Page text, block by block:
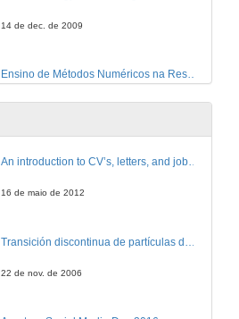
14 de dec. de 2009
Ensino de Métodos Numéricos na Resolução de Equações Diferenciais Recorrendo a um Software de Conforto Térmico, num Curso de Engenharia
14 de dec. de 2009
An introduction to CV’s, letters, and job searching
16 de maio de 2012
22 de nov. de 2006